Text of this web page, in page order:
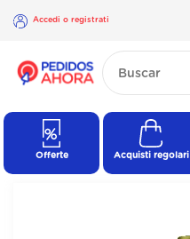
Accedi o registrati
×
Accedi o
Offerte Acquisti regolari